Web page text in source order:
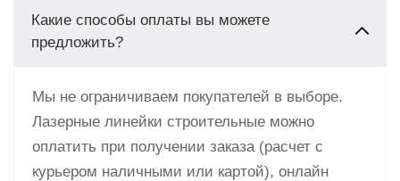
Какие способы оплаты вы можете
предложить?
Мы не ограничиваем покупателей в выборе.
Лазерные линейки строительные можно
оплатить при получении заказа (расчет с
курьером наличными или картой), онлайн